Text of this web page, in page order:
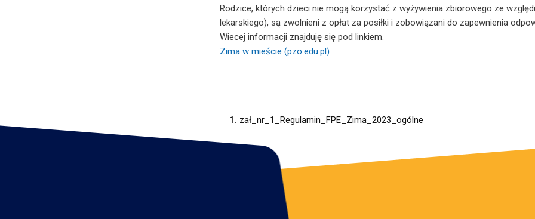
Rodzice, których dzieci nie mogą korzystać z wyżywienia zbiorowego ze
lekarskiego), są zwolnieni z opłat za posiłki i zobowiązani do zapewnienia
Wiecej informacji znajduję się pod linkiem.
Zima w mieście (pzo.edu.pl)
1. zał_nr_1_Regulamin_FPE_Zima_2023_ogólne